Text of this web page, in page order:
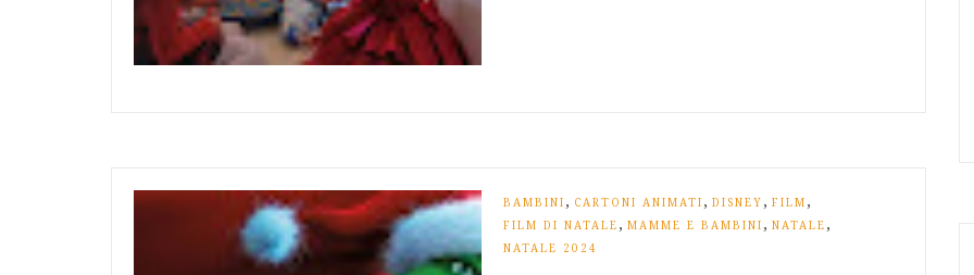
BAMBINI , CARTONI ANIMATI , DISNEY , FILM ,
FILM DI NATALE , MAMME E BAMBINI , NATALE ,
NATALE 2024